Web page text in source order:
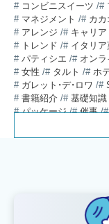
コンビニスイーツ
マネジメント
カカ
アレンジ
キャリア
トレンド
イタリア
パティシエ
オン
女性
タルト ホ
ガレット・デ・ロワ
書籍紹介
基礎知識
パッケージ
催事
販売促進
コラム
ベーカリー
ワークライフバラン